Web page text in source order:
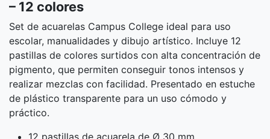
– 12 colores
Set de acuarelas Campus College ideal para uso
escolar, manualidades y dibujo artístico. Incluye 12
pastillas de colores surtidos con alta concentración de
pigmento, que permiten conseguir tonos intensos y
realizar mezclas con facilidad. Presentado en estuche
de plástico transparente para un uso cómodo y
práctico.
12 pastillas de acuarela de Ø 30 mm